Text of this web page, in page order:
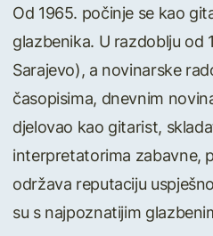
Od 1965. počinje se kao
glazbenika. U razdoblju od
Sarajevo), a novinarske
časopisima, dnevnim
djelovao kao gitarist,
interpretatorima zabavne,
održava reputaciju
su s najpoznatijim